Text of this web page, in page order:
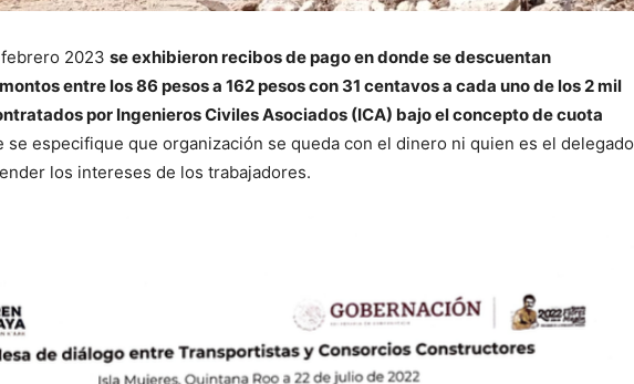
febrero 2023 se exhibieron recibos de pago en donde se descuentan
entre los 86 pesos a 162 pesos con 31 centavos a cada uno de los 2 mil
por Ingenieros Civiles Asociados (ICA) bajo el concepto de cuota
se especifique que organización se queda con el dinero ni quien es el delegado
los intereses de los trabajadores.